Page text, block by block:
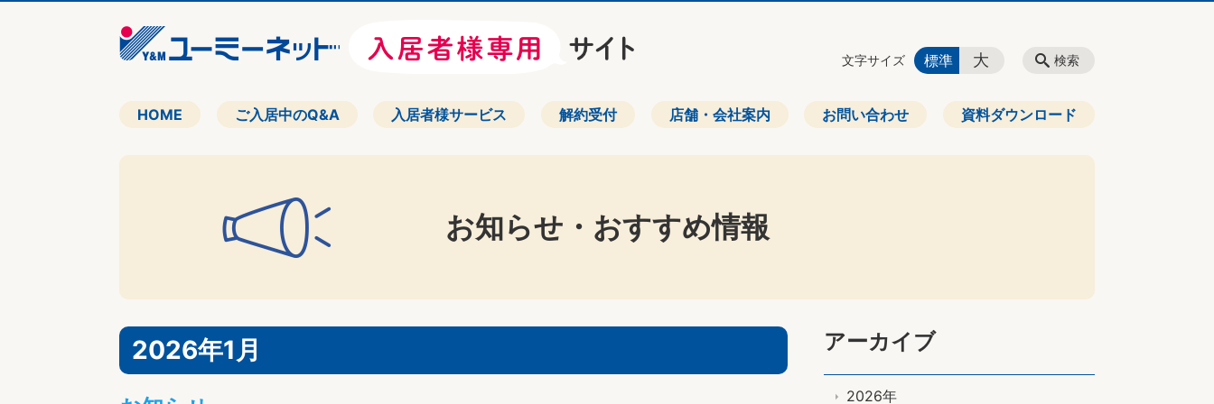
HOME ご入居中のQ&A 入居者様サービス 解約受付 店舗・会社案内 お問い合わせ 資料ダウンロード
検索
文字サイズ 標準 大
お知らせ・おすすめ情報
2026年1月 アーカイブ
2026年